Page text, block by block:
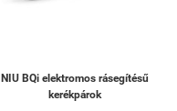
NIU BQi elektromos rásegítésű
kerékpárok